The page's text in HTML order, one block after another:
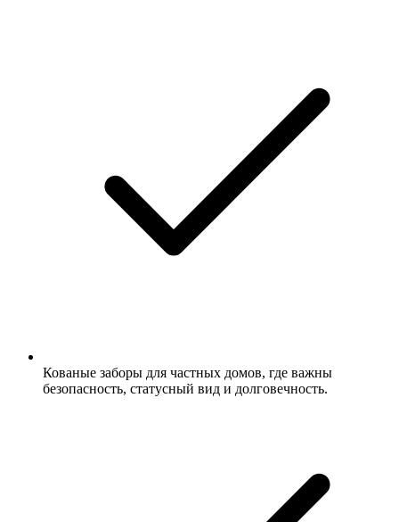
Кованые заборы для частных домов, где важны
безопасность, статусный вид и долговечность.